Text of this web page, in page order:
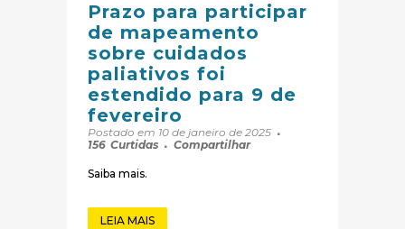
Prazo para participar
de mapeamento
sobre cuidados
paliativos foi
estendido para 9 de
fevereiro
Postado em 10 de janeiro de 2025
156 Curtidas Compartilhar
Saiba mais.
LEIA MAIS